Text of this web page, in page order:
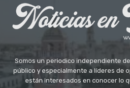
Somos un periodico independiente
público y especialmente a líderes de
están interesados en conocer lo